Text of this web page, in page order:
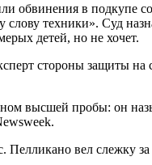
обвинения в подкупе
техники». Суд
детей, но не хочет.
стороны защиты
высшей пробы: он
Пелликано вел